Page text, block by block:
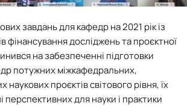
завдань для кафедр на 2021 рік із
фінансування досліджень та проєктної
на забезпеченні підготовки
потужних міжкафедральних,
наукових проєктів світового рівня, їх
перспективних для науки і практики